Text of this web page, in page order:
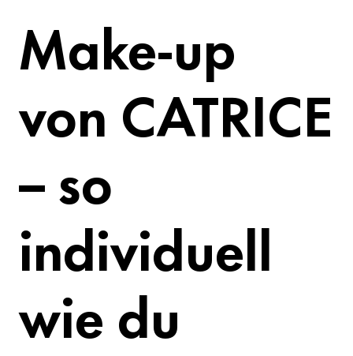
Make-up
von CATRICE
– so
individuell
wie du